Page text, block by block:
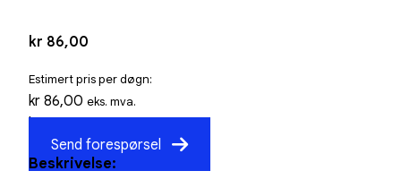
kr 86,00
Estimert pris per døgn:
kr 86,00 eks. mva.
kr107,50
Send forespørsel
Beskrivelse: